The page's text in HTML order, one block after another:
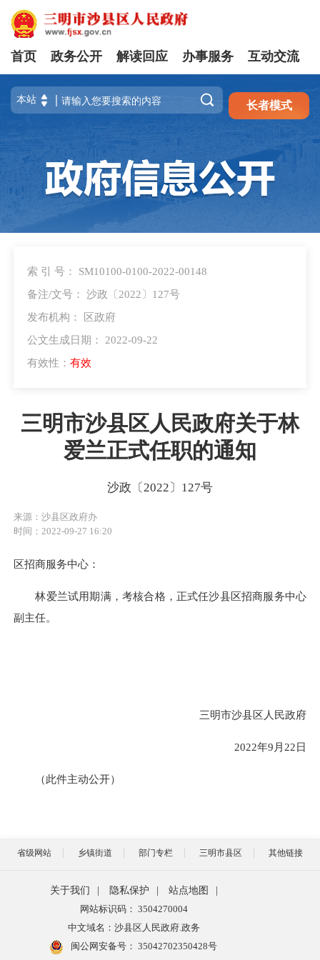
注册 登录
首页 政务公开 解读回应 办事服务 互动交流
 长者模式
索 引 号： SM10100-0100-2022-00148
备注/文号： 沙政〔2022〕127号
发布机构： 区政府
公文生成日期： 2022-09-22
有效性： 有效
三明市沙县区人民政府关于林
爱兰正式任职的通知
沙政〔2022〕127号
来源：沙县区政府办
时间：2022-09-27 16:20
区招商服务中心：
林爱兰试用期满，考核合格，正式任沙县区招商服务中心
副主任。
三明市沙县区人民政府
2022年9月22日
（此件主动公开）
省级网站 乡镇街道 部门专栏 三明市县区 其他链接
关于我们 隐私保护 站点地图
网站标识码： 3504270004
中文域名：沙县区人民政府.政务
闽公网安备号： 35042702350428号